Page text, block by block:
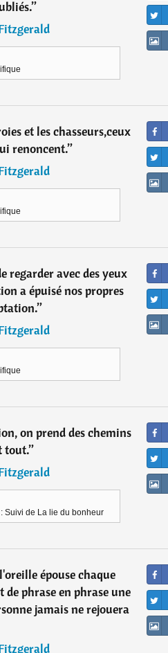
”
et les chasseurs,ceux
renoncent.”
regarder avec des yeux
a épuisé nos propres
”
on prend des chemins
tout.”
Suivi de La lie du bonheur
épouse chaque
phrase en phrase une
jamais ne rejouera